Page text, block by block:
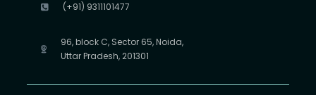
(+91) 9311101477
96, block C, Sector 65, Noida,
Uttar Pradesh, 201301